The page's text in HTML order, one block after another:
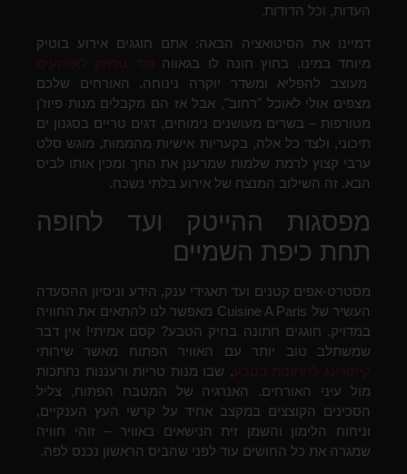
העדות, וכל הדודות.
דמיינו את הסיטואציה הבאה: אתם חוגגים אירוע בוטיק
מיוחד במינו. בחוץ חונה לו בגאווה פוד טראק לאירועים
מעוצב להפליא ומשדר יוקרה נינוחה. האורחים שלכם
מצפים אולי לאוכל "רחוב", אבל אז הם מקבלים מנות פיוז'ן
מטורפות – בשרים מעושנים נימוחים, דגים טריים בסגנון ים
תיכוני, ולצד כל אלה, בקעריות אישיות מהממות, מוגש סלט
ערבי קצוץ לרמת שלמות שמרענן את החך ומכין אותו לביס
הבא. זה השילוב המנצח של אירוע בלתי נשכח.
מפסגות ההייטק ועד לחופה
תחת כיפת השמיים
מסטרט-אפים קטנים ועד תאגידי ענק, הידע וניסיון ההסעדה
העשיר של Cuisine A Paris מאפשר לנו להתאים את החוויה
במדויק. חוגגים חתונה בחיק הטבע? קסם אמיתי! אין דבר
שמשתלב טוב יותר עם האוויר הפתוח מאשר שירותי
קייטרינג לחתונות בטבע, שבו מנות טריות ורעננות נחתכות
מול עיני האורחים. האנרגיה של המטבח הפתוח, צליל
הסכינים הקוצצים במקצב אחיד על קרשי העץ הענקיים,
וניחוח הלימון והשמן זית הנישאים באוויר – זוהי חוויה
שמגרה את כל החושים עוד לפני שהביס הראשון נכנס לפה.